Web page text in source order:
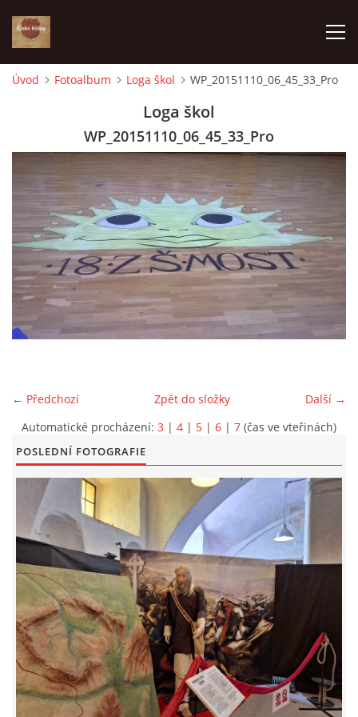
VÝBĚR PODLE VAŠICH POTŘEB
JAK VŠE PROBÍHÁ
ČESKÉ DĚJINY
KE STAŽENÍ
PÍŠÍ O NÁS
KE STAŽENÍ - PRAVĚK
PÍŠÍ O PRAVĚKU
FOTOALBUM
FOTOALBUM
KONTAKT
NOVINKY
Úvod Fotoalbum Loga škol WP_20151110_06_45_33_Pro
Loga škol
WP_20151110_06_45_33_Pro
← Předchozí Další →
Zpět do složky
Automatické procházení: 3 | 4 | 5 | 6 | 7 (čas ve vteřinách)
POSLEDNÍ FOTOGRAFIE